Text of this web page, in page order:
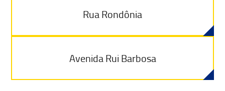
Rua Rondônia
Avenida Rui Barbosa